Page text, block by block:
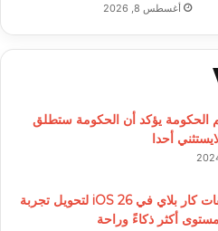
أغسطس 8, 2026
الحكومة يؤكد أن الحكومة ستطلق
أحدا
أفضل تطبيقات كار بلاي في iOS 26 لتحويل تجربة
مستوى أكثر ذكاءً وراحة